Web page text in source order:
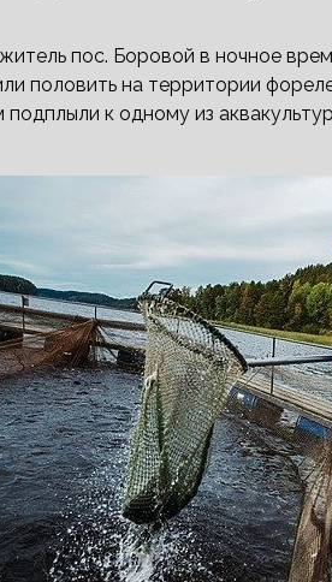
пос. Боровой в ночное
половить на территории
к одному из